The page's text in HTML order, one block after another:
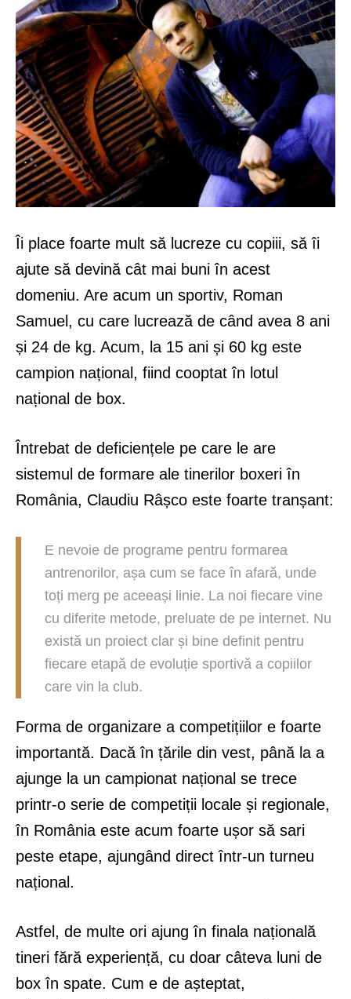
Îi place foarte mult să lucreze cu copiii, să îi
ajute să devină cât mai buni în acest
domeniu. Are acum un sportiv, Roman
Samuel, cu care lucrează de când avea 8 ani
și 24 de kg. Acum, la 15 ani și 60 kg este
campion național, fiind cooptat în lotul
național de box.
Întrebat de deficiențele pe care le are
sistemul de formare ale tinerilor boxeri în
România, Claudiu Râșco este foarte tranșant:
E nevoie de programe pentru formarea
antrenorilor, așa cum se face în afară, unde
toți merg pe aceeași linie. La noi fiecare vine
cu diferite metode, preluate de pe internet. Nu
există un proiect clar și bine definit pentru
fiecare etapă de evoluție sportivă a copiilor
care vin la club.
Forma de organizare a competițiilor e foarte
importantă. Dacă în țările din vest, până la a
ajunge la un campionat național se trece
printr-o serie de competiții locale și regionale,
în România este acum foarte ușor să sari
peste etape, ajungând direct într-un turneu
național.
Astfel, de multe ori ajung în finala națională
tineri fără experiență, cu doar câteva luni de
box în spate. Cum e de așteptat,